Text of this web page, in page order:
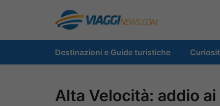
contenuto
Destinazioni e Guide turistiche
Alta Velocità: addio